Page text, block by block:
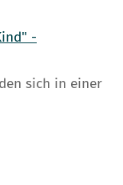
-
sich in einer